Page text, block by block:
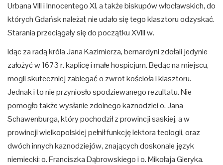
Urbana VIII i Innocentego XI, a także biskupów włocławskich, do
których Gdańsk należał, nie udało się tego klasztoru odzyskać.
Starania przeciągały się do początku XVIII w.
Idąc za radą króla Jana Kazimierza, bernardyni zdołali jedynie
założyć w 1673 r. kaplicę i małe hospicjum. Będąc na miejscu,
mogli skuteczniej zabiegać o zwrot kościoła i klasztoru.
Jednak i to nie przyniosło spodziewanego rezultatu. Nie
pomogło także wysłanie zdolnego kaznodziei o. Jana
Schawenburga, który pochodził z prowincji saskiej, a w
prowincji wielkopolskiej pełnił funkcję lektora teologii, oraz
dwóch innych kaznodziejów, znających doskonale język
niemiecki: o. Franciszka Dąbrowskiego i o. Mikołaja Gieryka.